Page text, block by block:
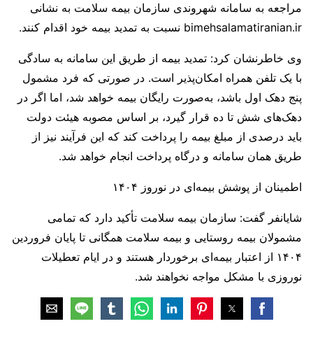
مراجعه به سامانه شهروندی سازمان بیمه سلامت به نشانی
bimehsalamatiranian.ir نسبت به تمدید بیمه خود اقدام کنند.
وی خاطرنشان کرد: تمدید بیمه از طریق این سامانه به سادگی
با یک تلفن همراه امکان‌پذیر است. در صورتی که فرد مشمول
پنج دهک اول باشد، به‌صورت رایگان بیمه خواهد شد، اما اگر در
دهک‌های شش تا ده قرار گیرد، بر اساس مصوبه هیئت دولت
باید درصدی از مبلغ بیمه را پرداخت کند که این فرآیند نیز از
طریق همان سامانه و درگاه پرداخت انجام خواهد شد.
اطمینان از پوشش بیمه‌ای در نوروز ۱۴۰۴
شایانفر گفت: سازمان بیمه سلامت تأکید دارد که تمامی
مشمولان بیمه روستایی و بیمه سلامت همگانی تا پایان فروردین
۱۴۰۴ از اعتبار بیمه‌ای برخوردار هستند و در ایام تعطیلات
نوروزی با مشکل مواجه نخواهند شد.